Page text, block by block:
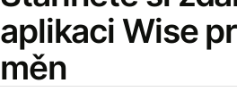
aplikaci Wise
měn